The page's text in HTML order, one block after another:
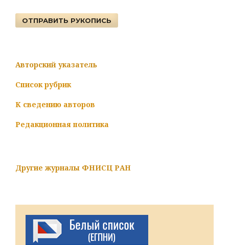
ОТПРАВИТЬ РУКОПИСЬ
Авторский указатель
Список рубрик
К сведению авторов
Редакционная политика
Другие журналы ФНИСЦ РАН